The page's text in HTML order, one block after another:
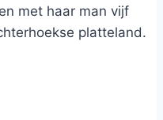
met haar man vijf
platteland.